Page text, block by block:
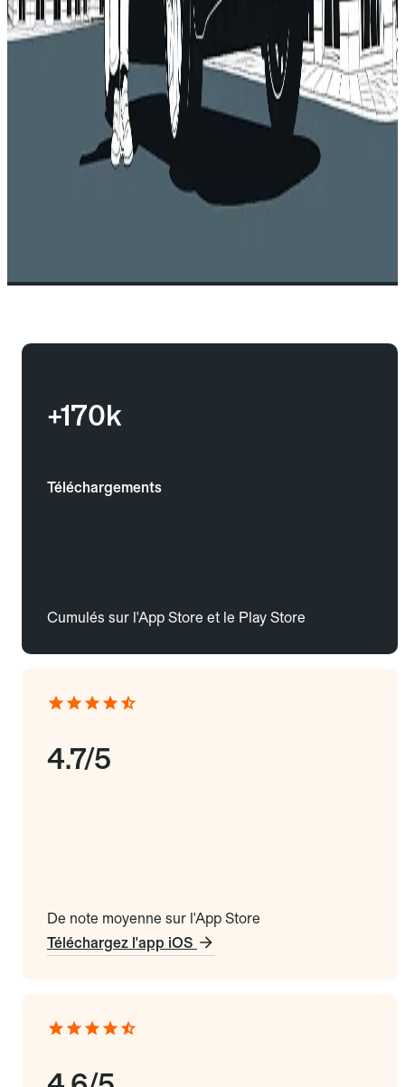
+170k
Téléchargements
Cumulés sur l'App Store et le Play Store
4.7/5
De note moyenne sur l'App Store
Téléchargez l'app iOS